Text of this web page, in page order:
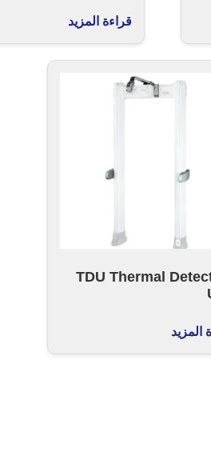
قراءة المزيد
TDU Thermal
المزيد